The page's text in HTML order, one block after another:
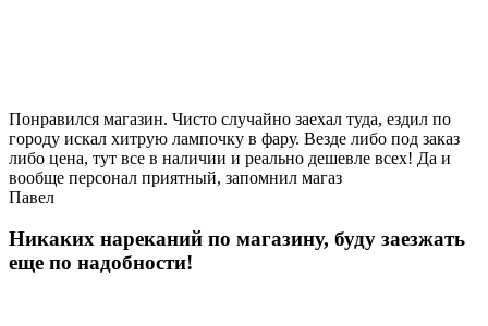
Понравился магазин. Чисто случайно заехал туда, ездил по
городу искал хитрую лампочку в фару. Везде либо под заказ
либо цена, тут все в наличии и реально дешевле всех! Да и
вообще персонал приятный, запомнил магаз
Павел
Никаких нареканий по магазину, буду заезжать
еще по надобности!